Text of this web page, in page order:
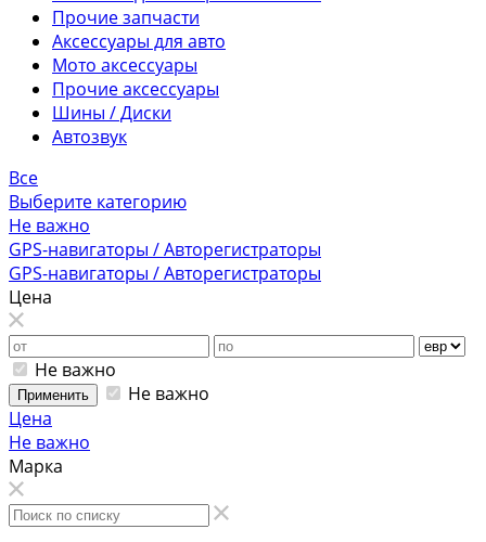
Прочие запчасти
Аксессуары для авто
Мото аксессуары
Прочие аксессуары
Шины / Диски
Автозвук
Все
Выберите категорию
Не важно
GPS-навигаторы / Авторегистраторы
GPS-навигаторы / Авторегистраторы
Цена
Не важно
Применить
Не важно
Цена
Не важно
Марка